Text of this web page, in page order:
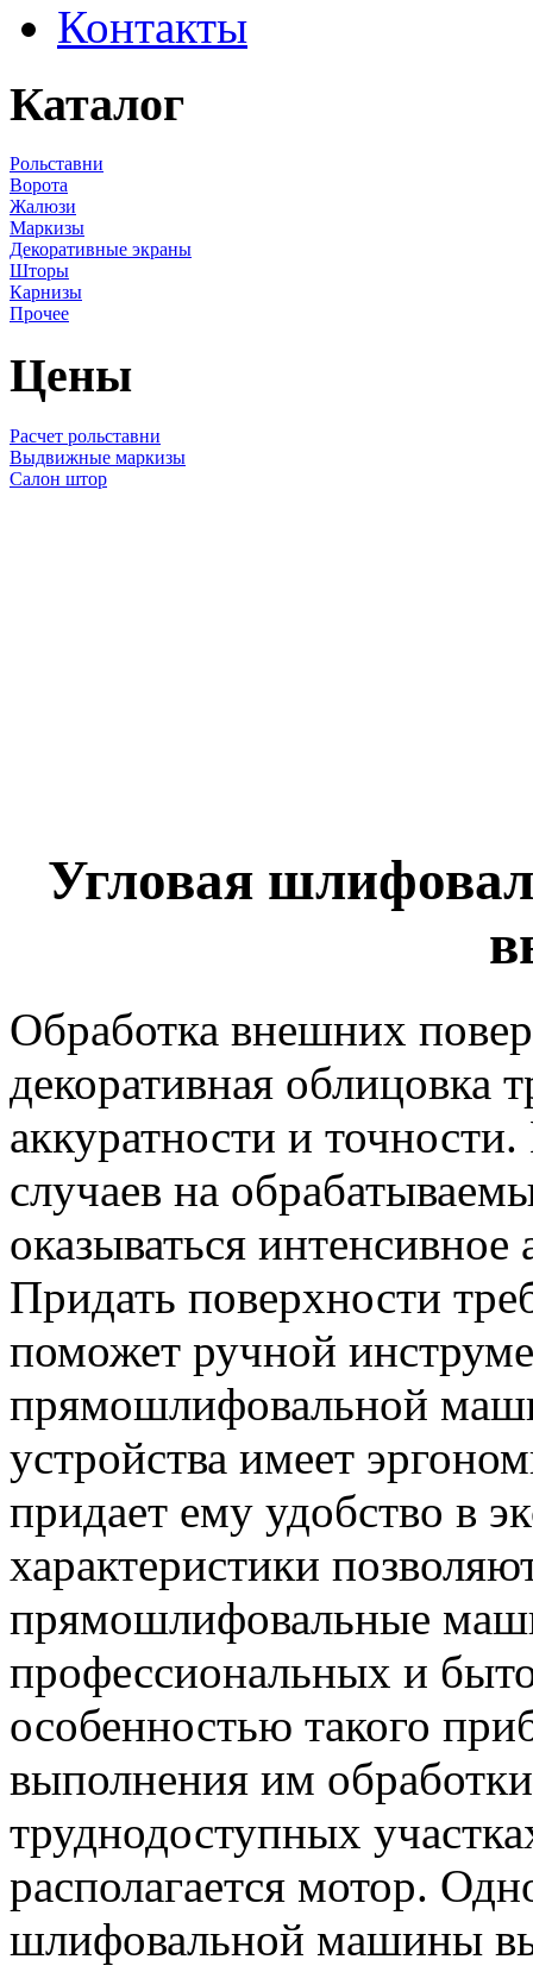
Контакты
Каталог
Рольставни
Ворота
Жалюзи
Маркизы
Декоративные экраны
Шторы
Карнизы
Прочее
Цены
Расчет рольставни
Выдвижные маркизы
Салон штор
Угловая
Обработка внешних
декоративная облицовка
аккуратности и
случаев на
оказываться интенсивное
Придать поверхности
поможет ручной
прямошлифовальной
устройства имеет
придает ему удобство в
характеристики
прямошлифовальные
профессиональных и
особенностью такого
выполнения им
труднодоступных
располагается мотор.
шлифовальной машины